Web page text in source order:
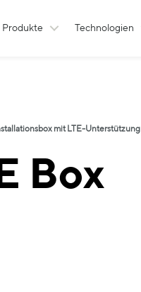
Produkte Technologien
mit LTE-Unterstützung
Box